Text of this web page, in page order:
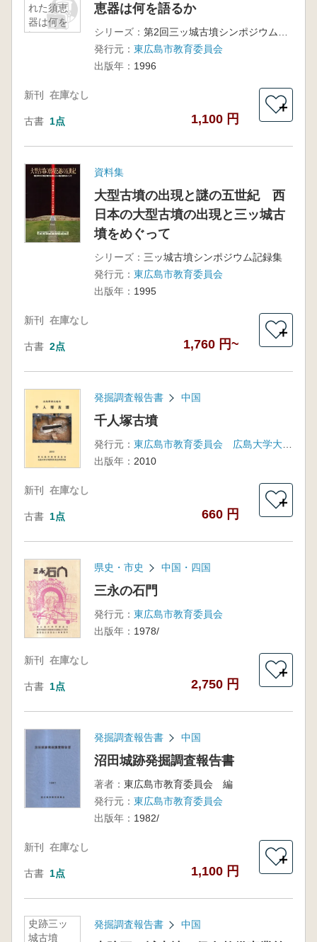
れた須恵
器は何を
語るか
恵器は何を語るか
シリーズ：
発行元： 東広島市教育委員会
出版年： 1996
新刊 在庫なし
古書 1点 1,100 円
＋
資料集
大型古墳の出現と謎の五世紀 西
日本の大型古墳の出現と三ッ城古
墳をめぐって
シリーズ： 三ッ城古墳シンポジウム記録集
発行元： 東広島市教育委員会
出版年： 1995
新刊 在庫なし
古書 2点 1,760 円~
＋
発掘調査報告書 中国
千人塚古墳
発行元：
東広島市教育委員会 広島大学大学院文学研究科
出版年： 2010
新刊 在庫なし
古書 1点 660 円
＋
県史・市史 中国・四国
三永の石門
発行元： 東広島市教育委員会
出版年： 1978/
新刊 在庫なし
古書 1点 2,750 円
＋
発掘調査報告書 中国
沼田城跡発掘調査報告書
著者： 東広島市教育委員会 編
発行元： 東広島市教育委員会
出版年： 1982/
新刊 在庫なし
古書 1点 1,100 円
＋
史跡三ッ
城古墳
発掘調査報告書 中国